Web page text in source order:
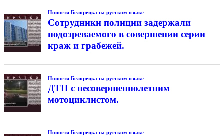
Новости Белорецка на русском языке
Сотрудники полиции задержали
подозреваемого в совершении серии
краж и грабежей.
Новости Белорецка на русском языке
ДТП с несовершеннолетним
мотоциклистом.
Новости Белорецка на русском языке